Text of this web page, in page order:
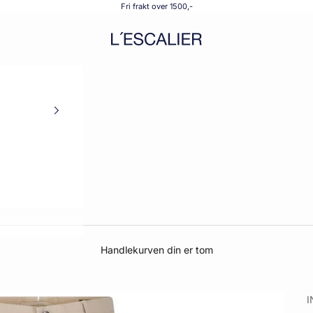
Fri frakt over 1500,-
L´ESCALIER
Handlekurven din er tom